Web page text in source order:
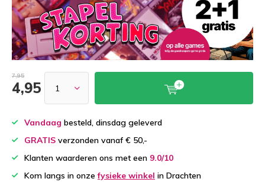
7,95
4,95
Vandaag besteld, dinsdag geleverd
GRATIS verzonden vanaf € 50,-
Klanten waarderen ons met een 9.0/10
Kom langs in onzefysieke winkel in Drachten